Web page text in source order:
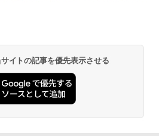
イトの記事を優先表示させる